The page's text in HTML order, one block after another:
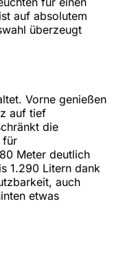
auf absolutem
überzeugt
Vorne genießen
auf tief
die
für
Meter deutlich
1.290 Litern dank
auch
etwas